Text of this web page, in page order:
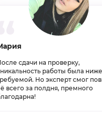
23 Апреля в 20:40
70%
работа, бухгалтерский учет,
15 Июня в 13:32
75%
сдачи на проверку,
работы была ниже
Но эксперт смог
всего за полдня, премного